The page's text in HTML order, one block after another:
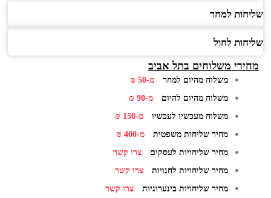
שליחות למחר
שליחות לחול
מחירי משלוחים בתל אביב
משלוח מהיום למחר
מ-50 ₪
משלוח מהיום להיום
מ-90 ₪
משלוח מעכשיו לעכשיו
מ-150 ₪
מחיר שליחות משפטית
מ-400 ₪
מחיר שליחויות לעסקים
צרו קשר
מחיר שליחויות לחנויות
צרו קשר
מחיר שליחויות בינערוניות
צרו קשר